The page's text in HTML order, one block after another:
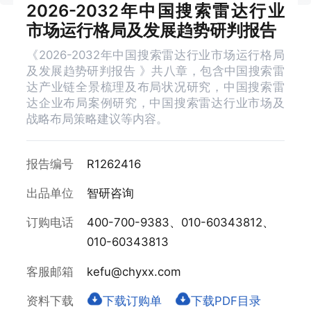
2026-2032年中国搜索雷达行业
市场运行格局及发展趋势研判报告
《2026-2032年中国搜索雷达行业市场运行格局
及发展趋势研判报告 》共八章，包含中国搜索雷
达产业链全景梳理及布局状况研究，中国搜索雷
达企业布局案例研究，中国搜索雷达行业市场及
战略布局策略建议等内容。
报告编号 R1262416
出品单位 智研咨询
订购电话
400-700-9383、010-60343812、
010-60343813
客服邮箱 kefu@chyxx.com
资料下载 下载订购单 下载PDF目录